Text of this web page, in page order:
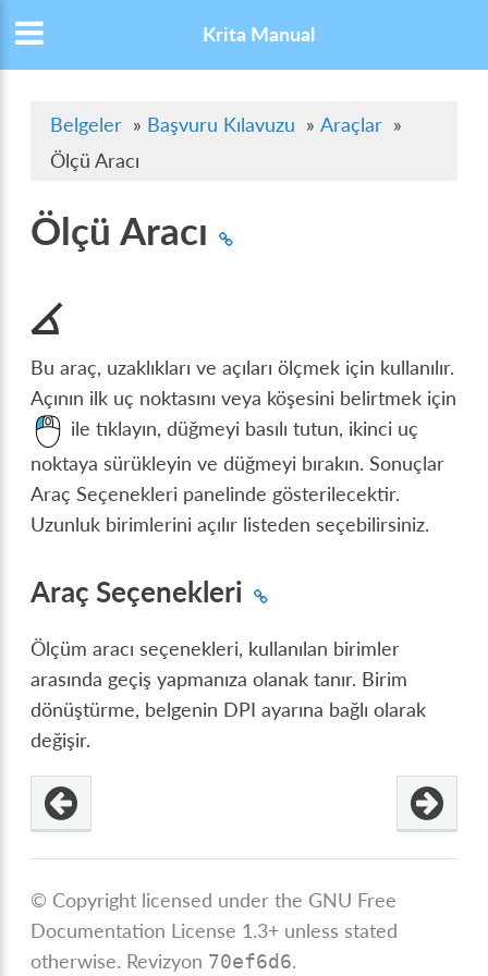
Krita Manual
Belgeler » Başvuru Kılavuzu » Araçlar »
Ölçü Aracı
Ölçü Aracı
Bu araç, uzaklıkları ve açıları ölçmek için kullanılır.
Açının ilk uç noktasını veya köşesini belirtmek için
ile tıklayın, düğmeyi basılı tutun, ikinci uç
noktaya sürükleyin ve düğmeyi bırakın. Sonuçlar
Araç Seçenekleri panelinde gösterilecektir.
Uzunluk birimlerini açılır listeden seçebilirsiniz.
Araç Seçenekleri
Ölçüm aracı seçenekleri, kullanılan birimler
arasında geçiş yapmanıza olanak tanır. Birim
dönüştürme, belgenin DPI ayarına bağlı olarak
değişir.
© Copyright licensed under the GNU Free
Documentation License 1.3+ unless stated
otherwise. Revizyon 70ef6d6.